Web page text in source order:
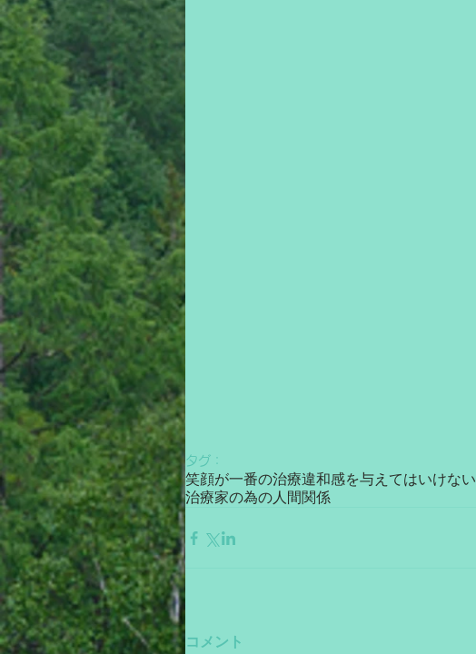
タグ：
笑顔が一番の治療違和感を与えてはいけない
治療家の為の人間関係
コメント